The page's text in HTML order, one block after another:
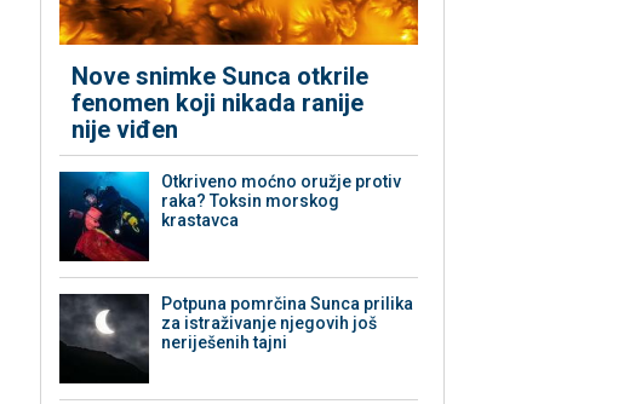
Nove snimke Sunca otkrile
fenomen koji nikada ranije
nije viđen
Otkriveno moćno oružje protiv
raka? Toksin morskog
krastavca
Potpuna pomrčina Sunca prilika
za istraživanje njegovih još
neriješenih tajni